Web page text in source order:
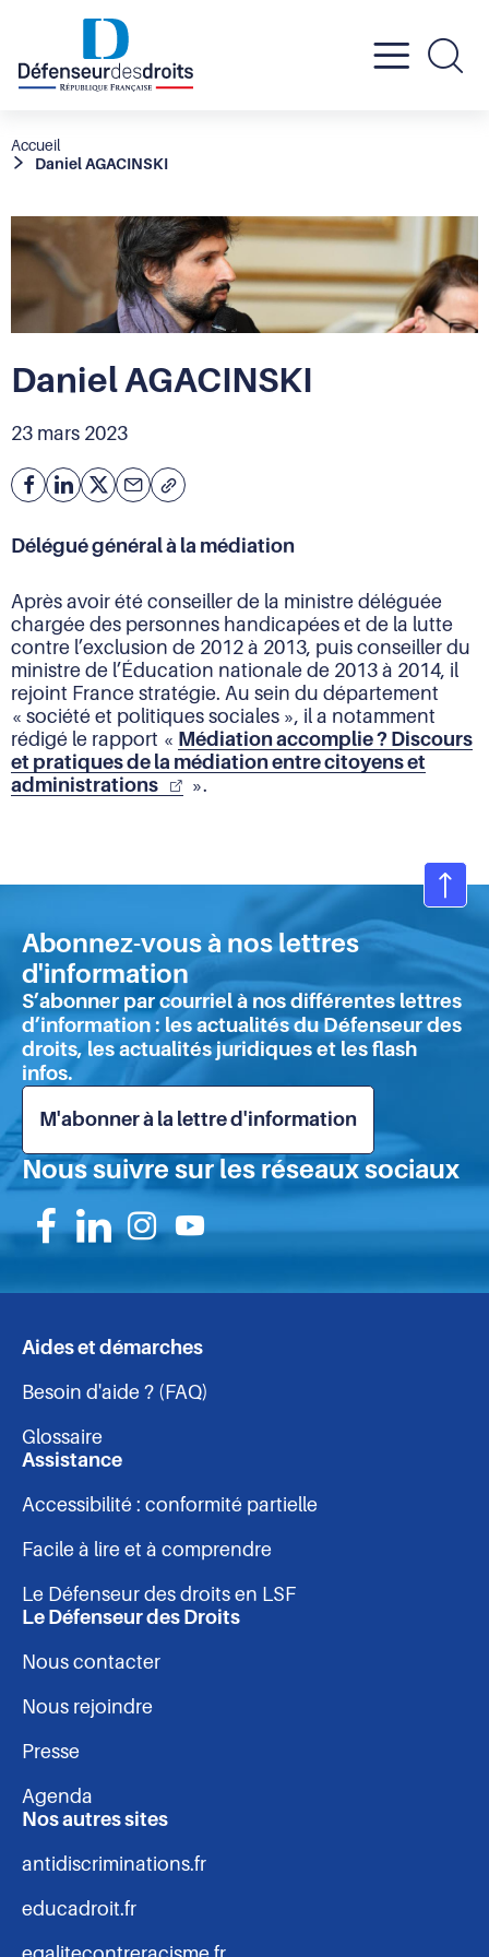
menu
Fil
d'Ariane
Accueil
Daniel AGACINSKI
Daniel AGACINSKI
23 mars 2023
Facebook
Partager
Linkedin
Partager
X
Courriel
Copier
de
la
(URL)
dans
le
presse-
papier
Délégué général à la médiation
Après avoir été conseiller de la ministre déléguée
chargée des personnes handicapées et de la lutte
contre l’exclusion de 2012 à 2013, puis conseiller du
ministre de l’Éducation nationale de 2013 à 2014, il
rejoint France stratégie. Au sein du département
« société et politiques sociales », il a notamment
rédigé le rapport « Médiation accomplie ? Discours
et pratiques de la médiation entre citoyens et
administrations
».
de
Abonnez-vous à nos lettres
d'information
S’abonner par courriel à nos différentes lettres
d’information : les actualités du Défenseur des
droits, les actualités juridiques et les flash
infos.
M'abonner à la lettre d'information
Nous suivre sur les réseaux sociaux
Suivez-
nous
sur
Suivez-
nous
sur
Suivez-
nous
sur
Suivez-
nous
Navigation
-
pied
de
page
Aides et démarches
Besoin d'aide ? (FAQ)
Glossaire
Assistance
Accessibilité : conformité partielle
Facile à lire et à comprendre
Le Défenseur des droits en LSF
Le Défenseur des Droits
Nous contacter
Nous rejoindre
Presse
Agenda
Nos autres sites
antidiscriminations.fr
educadroit.fr